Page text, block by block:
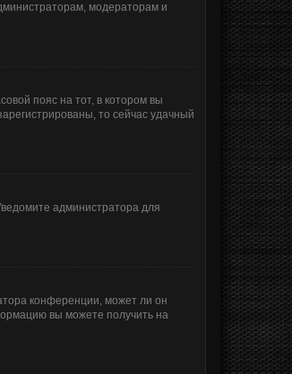
модераторам и
пояс на тот, в котором вы
то сейчас удачный
администратора для
конференции, может ли он
вы можете получить на